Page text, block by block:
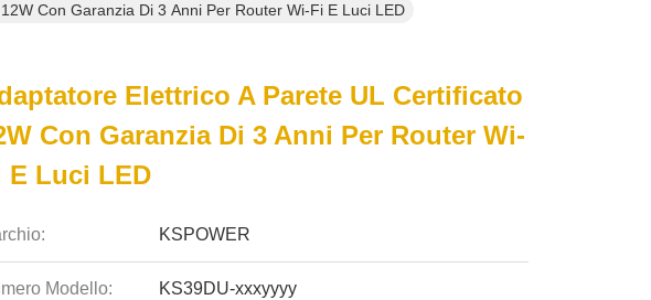
Con Garanzia Di 3 Anni Per Router Wi-Fi E Luci LED
Elettrico A Parete UL Certificato
Con Garanzia Di 3 Anni Per Router Wi-
E Luci LED
KSPOWER
Modello: KS39DU-xxxyyyy